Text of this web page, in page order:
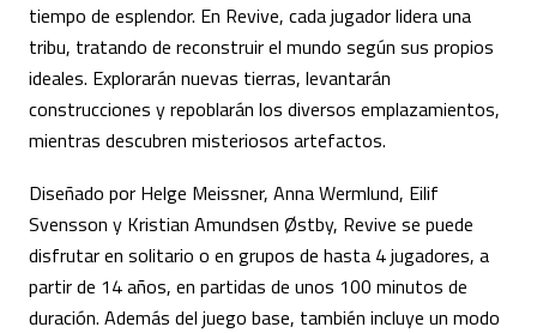
tiempo de esplendor. En Revive, cada jugador lidera una
tribu, tratando de reconstruir el mundo según sus propios
ideales. Explorarán nuevas tierras, levantarán
construcciones y repoblarán los diversos emplazamientos,
mientras descubren misteriosos artefactos.
Diseñado por Helge Meissner, Anna Wermlund, Eilif
Svensson y Kristian Amundsen Østby, Revive se puede
disfrutar en solitario o en grupos de hasta 4 jugadores, a
partir de 14 años, en partidas de unos 100 minutos de
duración. Además del juego base, también incluye un modo